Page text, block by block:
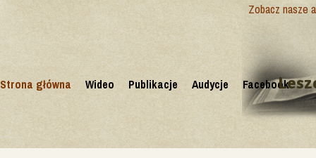
Strona główna Wideo Publikacje Audycje Facebook
Zobacz nasze